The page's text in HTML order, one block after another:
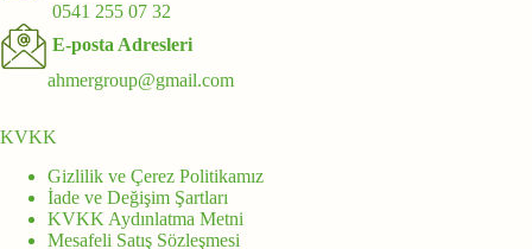
0541 255 07 32
E-posta Adresleri
ahmergroup@gmail.com
KVKK
Gizlilik ve Çerez Politikamız
İade ve Değişim Şartları
KVKK Aydınlatma Metni
Mesafeli Satış Sözleşmesi